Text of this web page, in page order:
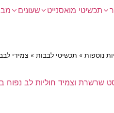
תכשיטי מואסנייט שעונים
נוספות » תכשיטי לבבות » צמידי